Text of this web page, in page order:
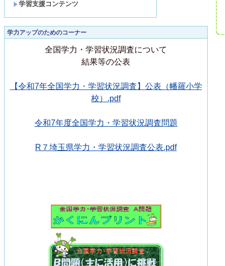
学習支援コンテンツ
学力アップのためのコーナー
全国学力・学習状況調査について
結果等の公表
【令和7年全国学力・学習状況調査】公表（幡羅小学
校）.pdf
令和7年度全国学力・学習状況調査問題
R７埼玉県学力・学習状況調査公表.pdf